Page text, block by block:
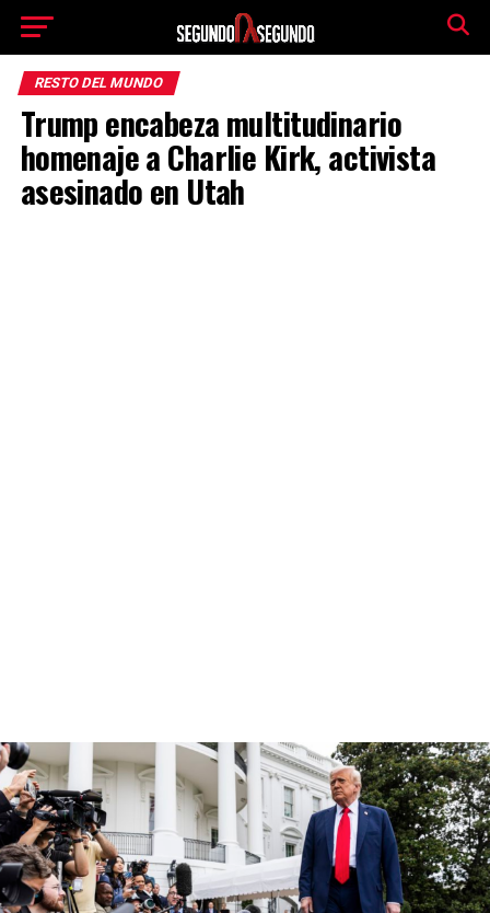
RESTO DEL MUNDO
Trump encabeza multitudinario
homenaje a Charlie Kirk, activista
asesinado en Utah